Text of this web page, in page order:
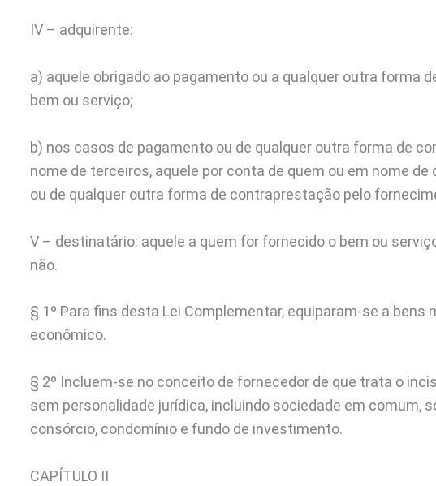
IV – adquirente:
a) aquele obrigado ao pagamento ou a qualquer outra forma
bem ou serviço;
b) nos casos de pagamento ou de qualquer outra forma de
nome de terceiros, aquele por conta de quem ou em nome
ou de qualquer outra forma de contraprestação pelo
V – destinatário: aquele a quem for fornecido o bem ou
não.
§ 1º Para fins desta Lei Complementar, equiparam-se a
econômico.
§ 2º Incluem-se no conceito de fornecedor de que trata o
sem personalidade jurídica, incluindo sociedade em comum,
consórcio, condomínio e fundo de investimento.
CAPÍTULO II